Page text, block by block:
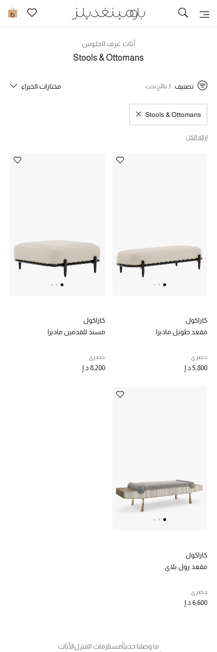
0 تخفيضات
مزيد من التخفيضات
النساء
الرجال
خصم حتى 70%
تسوقوا الآن
ما وصلنا حديثاً
النساء
الأطفال
أثاث غرف الجلوس
Stools & Ottomans
تصنيف 3 نتائج بحث مختارات الخبراء
Stools & Ottomans
مسح نتائج البحث النوع المحدد
إزالة الكل
كاراكول
مقعد طويل ماديرا
حصري
5,800 د.إ
كاراكول
مسند للقدمين ماديرا
حصري
8,200 د.إ
كاراكول
مقعد رول بلاي
حصري
6,600 د.إ
ما وصلنا حديثاًمستلزمات المنزلالأثاث